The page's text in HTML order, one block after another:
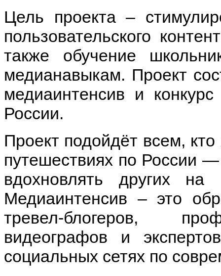
Цель проекта –
пользовательского
также обучение
медианавыкам. Проект
медиаинтенсив и
России.
Проект подойдёт всем,
путешествиях по России
вдохновлять других
Медиаинтенсив – это
тревел-блогеров,
видеографов и
социальных сетях по